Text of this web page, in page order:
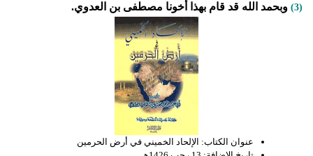
(3) وبحمد الله قد قام بهذا أخونا مصطفى بن العدوي.
عنوان الكتاب: الإلحاد الخميني في أرض الحرمين